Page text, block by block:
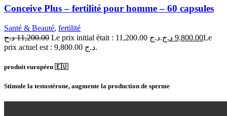
Conceive Plus – fertilité pour homme – 60 capsules
Santé & Beauté, fertilité
11,200.00 د.ج Le prix initial était : 11,200.00 د.ج. 9,800.00 د.ج
Le
prix actuel est : 9,800.00 د.ج.
produit européen 🇪🇺
Stimule la testostérone, augmente la production de sperme